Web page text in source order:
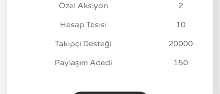
Özel Aksiyon
2
Hesap Tesisi
10
Takipçi Desteği
20000
Paylaşım Adedi
150